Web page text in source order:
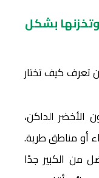
بشكل
تعرف كيف تختار
الأخضر الداكن،
أو مناطق طرية.
من الكبير جدًا